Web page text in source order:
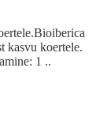
kasvu koertele.
1 ..